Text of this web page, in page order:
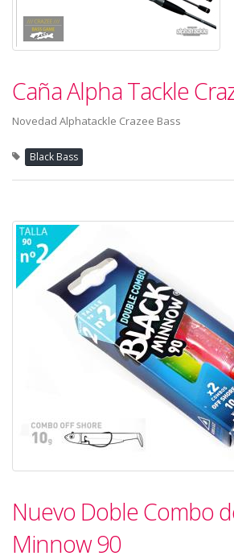
Caña Alpha Tackle
Novedad Alphatackle Crazee Bass
Black Bass
Nuevo Doble Combo
Minnow 90